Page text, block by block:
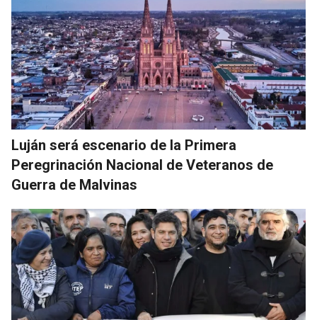
Luján será escenario de la Primera
Peregrinación Nacional de Veteranos de
Guerra de Malvinas